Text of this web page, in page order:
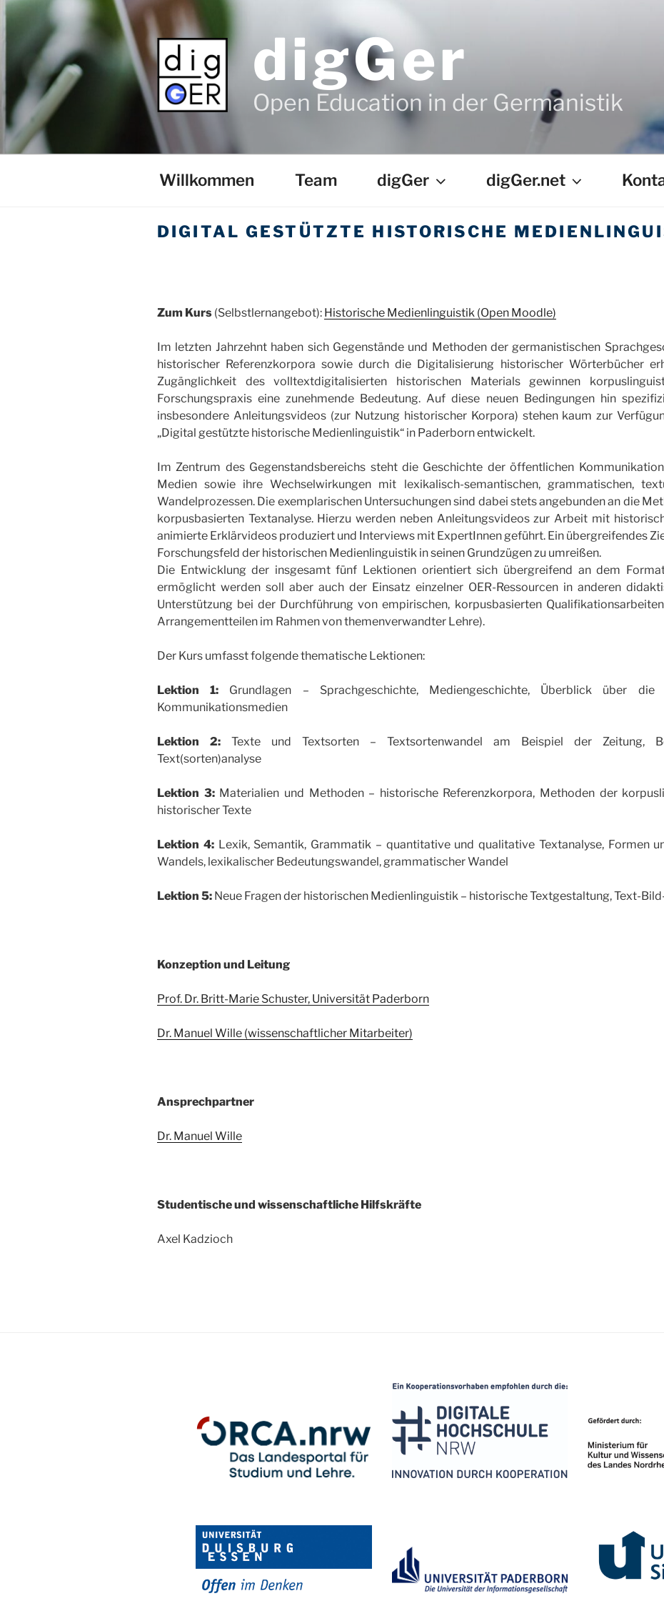
Zum
springen
digGer
Open Education in der Germanistik
Willkommen Team digGer digGer.net
DIGITAL GESTÜTZTE HISTORISCHE
Zum Kurs (Selbstlernangebot): Historische Medienlinguistik (Open Moodle)
Im letzten Jahrzehnt haben sich Gegenstände und Methoden der germanistischen
historischer Referenzkorpora sowie durch die Digitalisierung historischer Wörterbücher
Zugänglichkeit des volltextdigitalisierten historischen Materials gewinnen
Forschungspraxis eine zunehmende Bedeutung. Auf diese neuen Bedingungen hin
insbesondere Anleitungsvideos (zur Nutzung historischer Korpora) stehen kaum zur
„Digital gestützte historische Medienlinguistik“ in Paderborn entwickelt.
Im Zentrum des Gegenstandsbereichs steht die Geschichte der öffentlichen
Medien sowie ihre Wechselwirkungen mit lexikalisch-semantischen, grammatischen,
Wandelprozessen. Die exemplarischen Untersuchungen sind dabei stets angebunden an die
korpusbasierten Textanalyse. Hierzu werden neben Anleitungsvideos zur Arbeit mit
animierte Erklärvideos produziert und Interviews mit ExpertInnen geführt. Ein übergreifendes
Forschungsfeld der historischen Medienlinguistik in seinen Grundzügen zu umreißen.
Die Entwicklung der insgesamt fünf Lektionen orientiert sich übergreifend an dem
ermöglicht werden soll aber auch der Einsatz einzelner OER-Ressourcen in anderen
Unterstützung bei der Durchführung von empirischen, korpusbasierten
Arrangementteilen im Rahmen von themenverwandter Lehre).
Der Kurs umfasst folgende thematische Lektionen:
Lektion 1: Grundlagen – Sprachgeschichte, Mediengeschichte, Überblick über die
Kommunikationsmedien
Lektion 2: Texte und Textsorten – Textsortenwandel am Beispiel der Zeitung,
Text(sorten)analyse
Lektion 3:Materialien und Methoden – historische Referenzkorpora, Methoden der
historischer Texte
Lektion 4:Lexik, Semantik, Grammatik – quantitative und qualitative Textanalyse, Formen
Wandels, lexikalischer Bedeutungswandel, grammatischer Wandel
Lektion 5: Neue Fragen der historischen Medienlinguistik – historische Textgestaltung, Text-
Konzeption und Leitung
Prof. Dr. Britt-Marie Schuster, Universität Paderborn
Dr. Manuel Wille (wissenschaftlicher Mitarbeiter)
Ansprechpartner
Dr. Manuel Wille
Studentische und wissenschaftliche Hilfskräfte
Axel Kadzioch